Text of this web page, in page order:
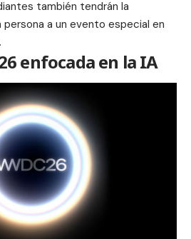
también tendrán la
a un evento especial en
enfocada en la IA